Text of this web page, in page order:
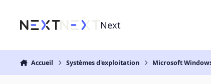
Next
Accueil Systèmes d'exploitation Microsoft